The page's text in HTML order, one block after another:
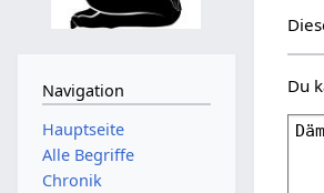
Du
Navigation
Hauptseite
Alle Begriffe
Chronik